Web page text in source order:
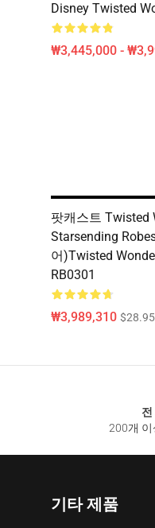
Disney Twisted
₩3,445,000 -
팟캐스트 Twisted
Starsending
어)Twisted
RB0301
₩3,989,310 $28.95
200개 이
기타 제품